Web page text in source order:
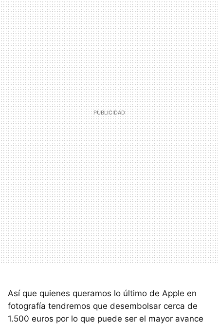
Así que quienes queramos lo último de Apple en
fotografía tendremos que desembolsar cerca de
1.500 euros por lo que puede ser el mayor avance